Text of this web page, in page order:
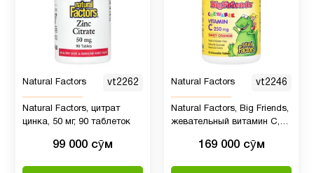
Natural Factors vt2262
Natural Factors, цитрат
цинка, 50 мг, 90 таблеток
99 000 сӯм
Natural Factors vt2246
Natural Factors, Big Friends,
жевательный витамин C,
90 таблеток169 000 сӯм